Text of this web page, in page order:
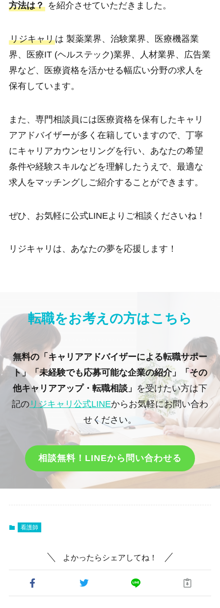
方法は？ を紹介させていただきました。
リジキャリは 製薬業界、治験業界、医療機器業
界、医療IT (ヘルステック)業界、人材業界、広告業
界など、医療資格を活かせる幅広い分野の求人を
保有しています。
また、専門相談員には医療資格を保有したキャリ
アアドバイザーが多く在籍していますので、丁寧
にキャリアカウンセリングを行い、あなたの希望
条件や経験スキルなどを理解したうえで、最適な
求人をマッチングしご紹介することができます。
ぜひ、お気軽に公式LINEよりご相談くださいね！
リジキャリは、あなたの夢を応援します！
転職をお考えの方はこちら
無料の「キャリアアドバイザーによる転職サポー
ト」「未経験でも応募可能な企業の紹介」「その
他キャリアアップ・転職相談」 を受けたい方は下
記の リジキャリ公式LINEからお気軽にお問い合わ
せください。
相談無料！LINEから問い合わせる
看護師
よかったらシェアしてね！